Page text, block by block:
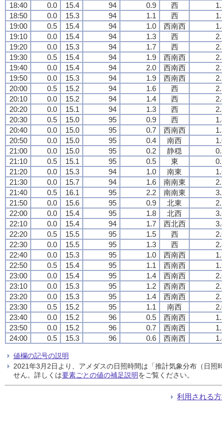
18:40
0.0 15.4 94 0.9 西
18:50
0.0 15.3 94 1.1 西
19:00
0.5 15.4 94 1.0 西南西
19:10
0.0 15.4 94 1.3 西
19:20
0.0 15.3 94 1.7 西
19:30
0.5 15.4 94 1.9 西南西
19:40
0.0 15.4 94 2.0 西南西
19:50
0.0 15.3 94 1.9 西南西
20:00
0.5 15.2 94 1.6 西
20:10
0.0 15.2 94 1.4 西
20:20
0.0 15.1 94 1.3 西
20:30
0.5 15.0 95 0.9 西
20:40
0.0 15.0 95 0.7 西南西
20:50
0.0 15.0 95 0.4 南西
21:00
0.0 15.0 95 0.2 静穏
21:10
0.5 15.1 95 0.5 東
21:20
0.0 15.3 94 1.0 南東
21:30
0.0 15.7 94 1.6 南南東
21:40
0.5 16.1 95 2.2 南南東
21:50
0.0 15.6 95 0.9 北東
22:00
0.0 15.4 95 1.8 北西
22:10
0.0 15.4 94 1.7 西北西
22:20
0.5 15.5 95 1.5 西
22:30
0.0 15.5 95 1.3 西
22:40
0.0 15.3 95 1.0 西南西
22:50
0.5 15.4 95 1.1 西南西
23:00
0.0 15.4 95 1.4 西南西
23:10
0.0 15.3 95 1.2 西南西
23:20
0.0 15.3 95 1.4 西南西
23:30
0.5 15.2 95 1.1 南西
23:40
0.0 15.2 96 0.5 西南西
23:50
0.0 15.2 96 0.7 西南西
24:00
0.5 15.3 96 0.6 西南西
値欄の記号の説明
2021年3月2日より、アメダスの日照時間は「推計気象分布（日
せん。詳しくは要素ごとの値の補足説明をご覧ください。
利用される